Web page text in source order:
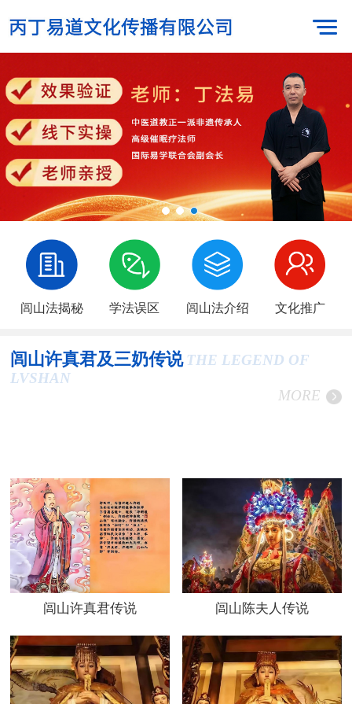
闾山法揭秘 学法误区 闾山法介绍 文化推广
闾山许真君及三奶传说 THE LEGEND OF
LVSHAN
MORE
闾山许真君传说 闾山陈夫人传说